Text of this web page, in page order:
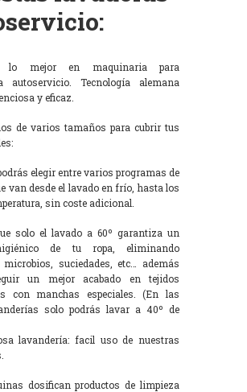
lo mejor en maquinaria para
autoservicio. Tecnología alemana
y eficaz.
de varios tamaños para cubrir tus
elegir entre varios programas de
van desde el lavado en frío, hasta los
sin coste adicional.
solo el lavado a 60º garantiza un
de tu ropa, eliminando
microbios, suciedades, etc… además
un mejor acabado en tejidos
con manchas especiales. (En las
solo podrás lavar a 40º de
lavandería: facil uso de nuestras
dosifican productos de limpieza